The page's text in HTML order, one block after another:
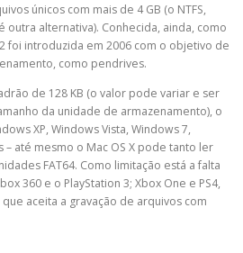
únicos com mais de 4 GB (o NTFS,
alternativa). Conhecida, ainda, como
foi introduzida em 2006 com o objetivo de
como pendrives.
de 128 KB (o valor pode variar e ser
da unidade de armazenamento), o
XP, Windows Vista, Windows 7,
até mesmo o Mac OS X pode tanto ler
FAT64. Como limitação está a falta
360 e o PlayStation 3; Xbox One e PS4,
aceita a gravação de arquivos com